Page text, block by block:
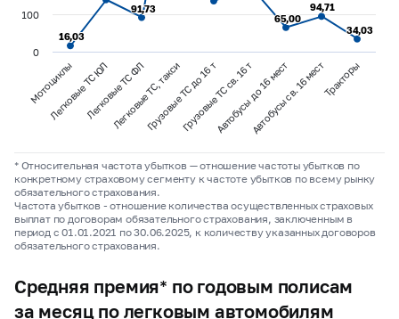
16,03
16,03
91,73
91,73
65,00
65,00
94,71
94,71
34,03
34,03
Мотоциклы
Легковые ТС ЮЛЛегковые ТС ФЛ
Легковые ТС, таксиГрузовые ТС до 16 тГрузовые ТС св. 16 т
Автобусы до 16 мест
Автобусы св. 16 местТракторы
0
100
* Относительная частота убытков — отношение частоты убытков по
конкретному страховому сегменту к частоте убытков по всему рынку
обязательного страхования.
Частота убытков - отношение количества осуществленных страховых
выплат по договорам обязательного страхования, заключенным в
период с 01.01.2021 по 30.06.2025, к количеству указанных договоров
обязательного страхования.
Средняя премия* по годовым полисам
за месяц по легковым автомобилям